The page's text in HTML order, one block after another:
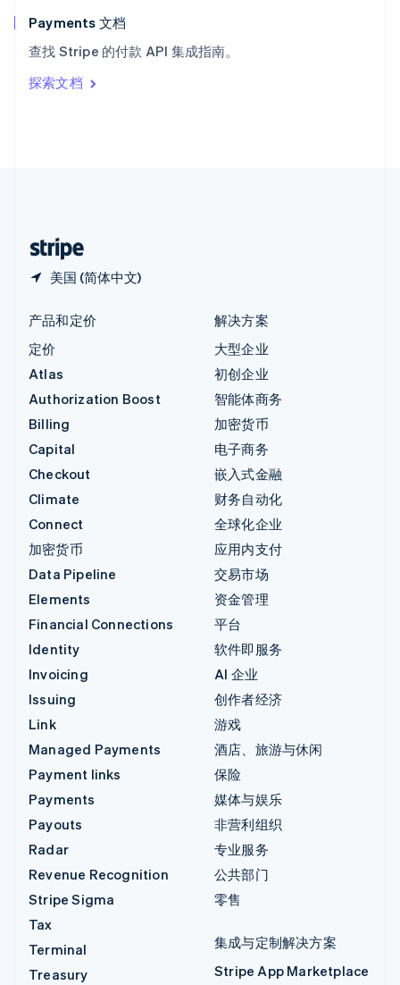
Payments 文档
查找 Stripe 的付款 API 集成指南。
探索文档
美国 (简体中文)
English
ItalianoEnglish
印度
English
产品和定价
定价
Atlas
Authorization Boost
Billing
Capital
Checkout
Climate
Connect
加密货币
Data Pipeline
Elements
Financial Connections
Identity
Invoicing
Issuing
Link
Managed Payments
Payment links
Payments
Payouts
Radar
Revenue Recognition
Stripe Sigma
Tax
Terminal
Treasury
解决方案
大型企业
初创企业
智能体商务
加密货币
电子商务
嵌入式金融
财务自动化
全球化企业
应用内支付
交易市场
资金管理
平台
软件即服务
AI 企业
创作者经济
游戏
酒店、旅游与休闲
保险
媒体与娱乐
非营利组织
专业服务
公共部门
零售
集成与定制解决方案
Stripe App Marketplace